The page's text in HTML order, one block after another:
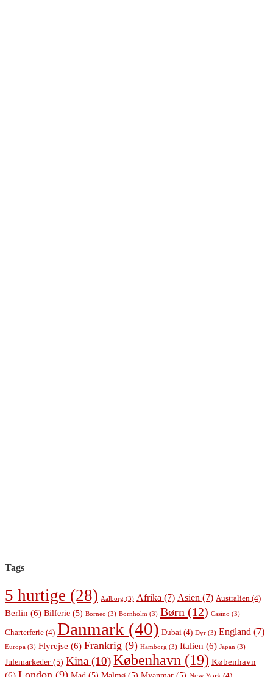
Tags
5 hurtige (28) Aalborg (3) Afrika (7) Asien (7) Australien (4)
Berlin (6) Bilferie (5) Borneo (3) Bornholm (3) Børn (12) Casino (3)
Charterferie (4) Danmark (40) Dubai (4) Dyr (3) England (7)
Europa (3) Flyrejse (6) Frankrig (9) Hamborg (3) Italien (6) Japan (3)
Julemarkeder (5) Kina (10)København (19) København